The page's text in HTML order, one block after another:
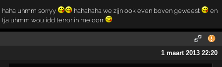
haha uhmm sorryy hahahaha we zijn ook even boven geweest
en
tja uhmm wou idd terror in me oorr
1 maart 2013 22:20